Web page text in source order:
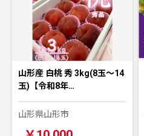
山形産 白桃 秀 3kg(8玉～14
玉)【令和8年…
山形県山形市